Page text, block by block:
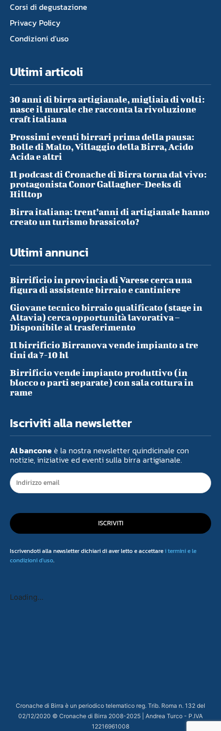
Corsi di degustazione
Privacy Policy
Condizioni d’uso
Ultimi articoli
30 anni di birra artigianale, migliaia di volti:
nasce il murale che racconta la rivoluzione
craft italiana
Prossimi eventi birrari prima della pausa:
Bolle di Malto, Villaggio della Birra, Acido
Acida e altri
Il podcast di Cronache di Birra torna dal vivo:
protagonista Conor Gallagher-Deeks di
Hilltop
Birra italiana: trent’anni di artigianale hanno
creato un turismo brassicolo?
Ultimi annunci
Birrificio in provincia di Varese cerca una
figura di assistente birraio e cantiniere
Giovane tecnico birraio qualificato (stage in
Altavia) cerca opportunità lavorativa –
Disponibile al trasferimento
Il birrificio Birranova vende impianto a tre
tini da 7-10 hl
Birrificio vende impianto produttivo (in
blocco o parti separate) con sala cottura in
rame
Iscriviti alla newsletter
Al banconeè la nostra newsletter quindicinale con
notizie, iniziative ed eventi sulla birra artigianale.
ISCRIVITI
Iscrivendoti alla newsletter dichiari di aver letto e accettarei termini e le
condizioni d'uso.
Loading...
Cronache di Birra è un periodico telematico reg. Trib. Roma n. 132 del
02/12/2020 © Cronache di Birra 2008-2025 | Andrea Turco - P.IVA
12216961008